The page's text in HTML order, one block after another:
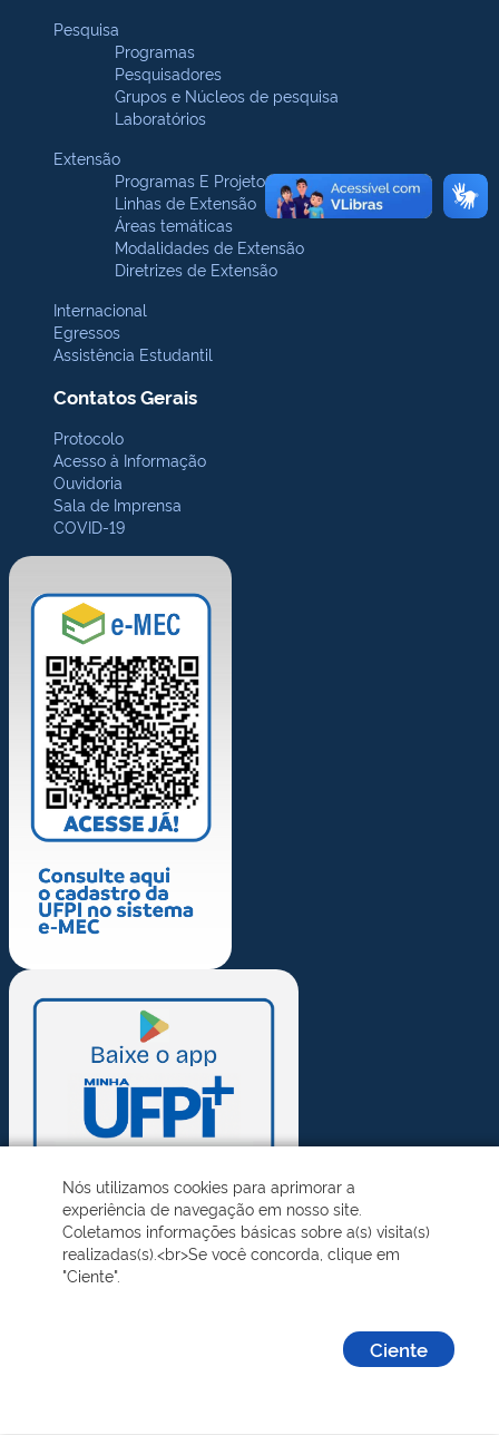
Pesquisa
Programas
Pesquisadores
Grupos e Núcleos de pesquisa
Laboratórios
Extensão
Programas E Projetos
Linhas de Extensão
Áreas temáticas
Modalidades de Extensão
Diretrizes de Extensão
Internacional
Egressos
Assistência Estudantil
Contatos Gerais
Protocolo
Acesso à Informação
Ouvidoria
Sala de Imprensa
COVID-19
Nós utilizamos cookies para aprimorar a
experiência de navegação em nosso site.
Coletamos informações básicas sobre a(s) visita(s)
realizadas(s).<br>Se você concorda, clique em
"Ciente".
Ciente